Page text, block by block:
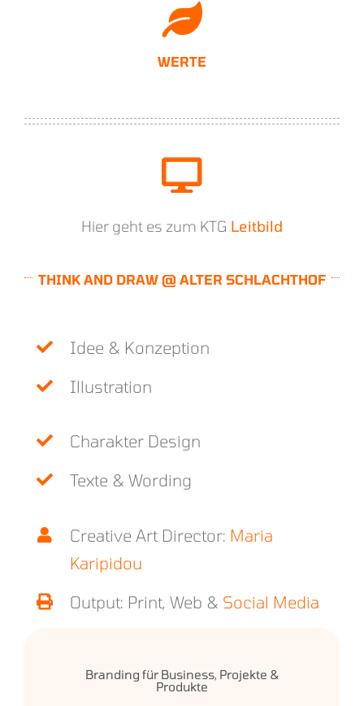
WERTE
Hier geht es zum KTG Leitbild
THINK AND DRAW @ ALTER SCHLACHTHOF
Idee & Konzeption
Illustration
Charakter Design
Texte & Wording
Creative Art Director: Maria
Karipidou
Output: Print, Web & Social Media
Branding für Business, Projekte &
Produkte